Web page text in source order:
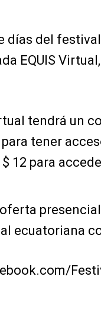
días del
EQUIS
tendrá un
tener
12 para
ecuatoriana